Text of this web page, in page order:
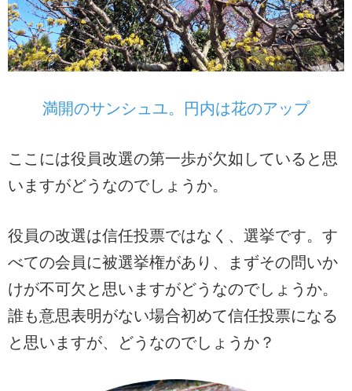
満開のサンシュユ。円内は花のアップ
ここには役員改選の第一歩が欠如していると思
いますがどうなのでしょうか。
役員の改選は信任投票ではなく、選挙です。す
べての会員に被選挙権があり、まずその問いか
けが不可欠と思いますがどうなのでしょうか。
誰も意思表明がない場合初めて信任投票になる
と思いますが、どうなのでしょうか？